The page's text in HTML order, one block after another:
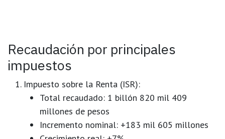
Recaudación por principales
impuestos
Impuesto sobre la Renta (ISR):
Total recaudado: 1 billón 820 mil 409
millones de pesos
Incremento nominal: +183 mil 605 millones